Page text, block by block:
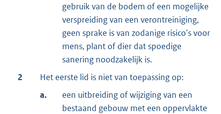
gebruik van de bodem of een mogelijke
verspreiding van een verontreiniging,
geen sprake is van zodanige risico's voor
mens, plant of dier dat spoedige
sanering noodzakelijk is.
2
Het eerste lid is niet van toepassing op:
a.
een uitbreiding of wijziging van een
bestaand gebouw met een oppervlakte